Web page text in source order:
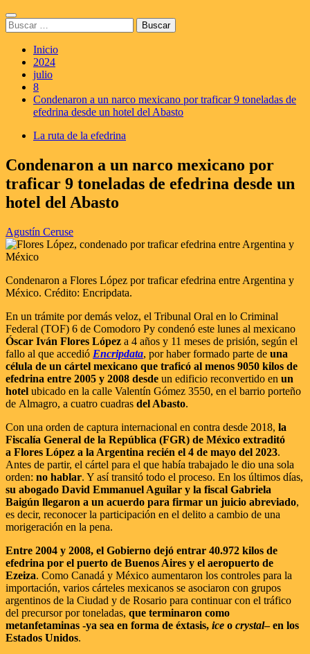
Saltar
al
contenido
Menú
principal
Buscar:
Inicio
2024
julio
8
Condenaron a un narco mexicano por traficar 9 toneladas de
efedrina desde un hotel del Abasto
La ruta de la efedrina
Condenaron a un narco mexicano por
traficar 9 toneladas de efedrina desde un
hotel del Abasto
Agustín Ceruse
Condenaron a Flores López por traficar efedrina entre Argentina y
México. Crédito: Encripdata.
En un trámite por demás veloz, el Tribunal Oral en lo Criminal
Federal (TOF) 6 de Comodoro Py condenó este lunes al mexicano
Óscar Iván Flores López a 4 años y 11 meses de prisión, según el
fallo al que accedió Encripdata, por haber formado parte de una
célula de un cártel mexicano que traficó al menos 9050 kilos de
efedrina entre 2005 y 2008 desde un edificio reconvertido en un
hotel ubicado en la calle Valentín Gómez 3550, en el barrio porteño
de Almagro, a cuatro cuadras del Abasto.
Con una orden de captura internacional en contra desde 2018, la
Fiscalía General de la República (FGR) de México extraditó
a Flores López a la Argentina recién el 4 de mayo del 2023.
Antes de partir, el cártel para el que había trabajado le dio una sola
orden: no hablar. Y así transitó todo el proceso. En los últimos días,
su abogado David Emmanuel Aguilar y la fiscal Gabriela
Baigún llegaron a un acuerdo para firmar un juicio abreviado,
es decir, reconocer la participación en el delito a cambio de una
morigeración en la pena.
Entre 2004 y 2008, el Gobierno dejó entrar 40.972 kilos de
efedrina por el puerto de Buenos Aires y el aeropuerto de
Ezeiza. Como Canadá y México aumentaron los controles para la
importación, varios cárteles mexicanos se asociaron con grupos
argentinos de la Ciudad y de Rosario para continuar con el tráfico
del precursor por toneladas, que terminaron como
metanfetaminas -ya sea en forma de éxtasis, ice o crystal– en los
Estados Unidos.